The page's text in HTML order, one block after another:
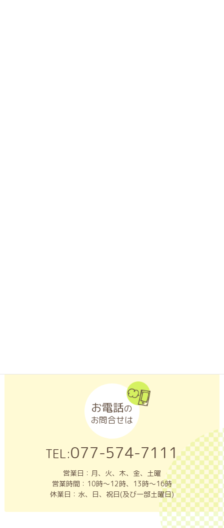
お電話の
お問合せは
TEL:077-574-7111
営業日：月、火、木、金、土曜
営業時間：10時～12時、13時～16時
休業日：水、日、祝日(及び一部土曜日)